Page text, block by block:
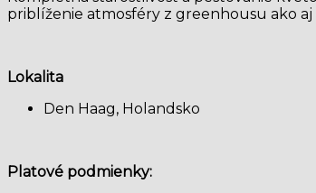
priblíženie atmosféry z greenhousu ako
Lokalita
Den Haag, Holandsko
Platové podmienky: